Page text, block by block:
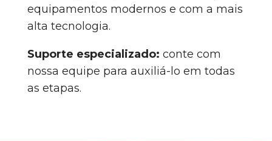
equipamentos modernos e com a mais
alta tecnologia.
Suporte especializado: conte com
nossa equipe para auxiliá-lo em todas
as etapas.